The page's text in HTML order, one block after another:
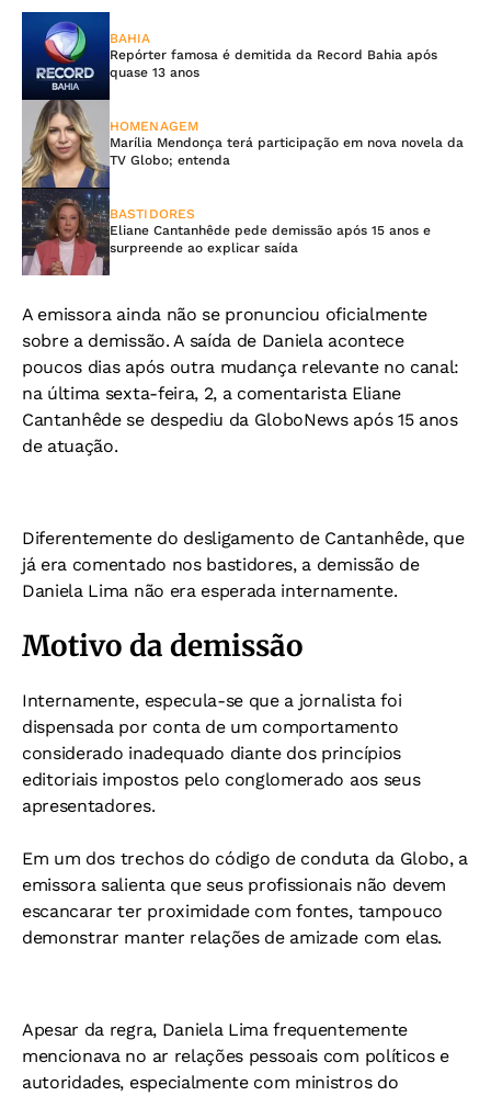
BAHIA
Repórter famosa é demitida da Record Bahia após
quase 13 anos
HOMENAGEM
Marília Mendonça terá participação em nova novela da
TV Globo; entenda
BASTIDORES
Eliane Cantanhêde pede demissão após 15 anos e
surpreende ao explicar saída
A emissora ainda não se pronunciou oficialmente
sobre a demissão. A saída de Daniela acontece
poucos dias após outra mudança relevante no canal:
na última sexta-feira, 2, a comentarista Eliane
Cantanhêde se despediu da GloboNews após 15 anos
de atuação.
Diferentemente do desligamento de Cantanhêde, que
já era comentado nos bastidores, a demissão de
Daniela Lima não era esperada internamente.
Motivo da demissão
Internamente, especula-se que a jornalista foi
dispensada por conta de um comportamento
considerado inadequado diante dos princípios
editoriais impostos pelo conglomerado aos seus
apresentadores.
Em um dos trechos do código de conduta da Globo, a
emissora salienta que seus profissionais não devem
escancarar ter proximidade com fontes, tampouco
demonstrar manter relações de amizade com elas.
Apesar da regra, Daniela Lima frequentemente
mencionava no ar relações pessoais com políticos e
autoridades, especialmente com ministros do